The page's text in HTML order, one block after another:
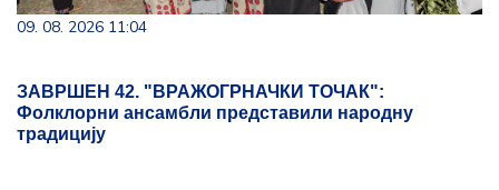
09. 08. 2026 11:04
ЗАВРШЕН 42. "ВРАЖОГРНАЧКИ ТОЧАК":
Фолклорни ансамбли представили народну
традицију